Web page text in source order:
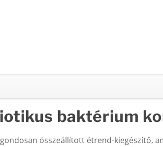
baktérium
összeállított étrend-kiegészítő,